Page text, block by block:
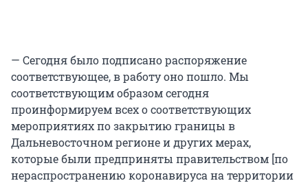
— Сегодня было подписано распоряжение
соответствующее, в работу оно пошло. Мы
соответствующим образом сегодня
проинформируем всех о соответствующих
мероприятиях по закрытию границы в
Дальневосточном регионе и других мерах,
которые были предприняты правительством [по
нераспространению коронавируса на территории